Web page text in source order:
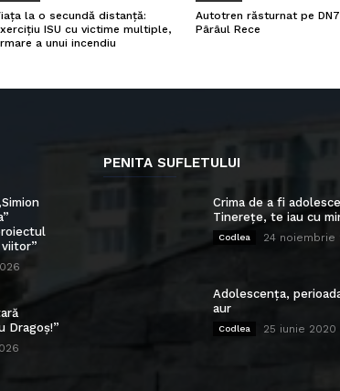
la o secundă distanță:
ISU cu victime multiple,
a unui incendiu
Autotren răsturnat pe
Pârâul Rece
Dragoș!”
PENITA SUFLETULUI
Crima de a fi
Tinerețe, te iau cu
Codlea 24 noiembrie
Adolescența,
aur
Codlea 25 iunie 2020